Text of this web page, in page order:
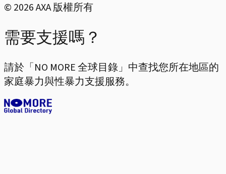
© 2026AXA 版權所有
需要支援嗎？
請於「NO MORE 全球目錄」中查找您所在地區的
家庭暴力與性暴力支援服務。